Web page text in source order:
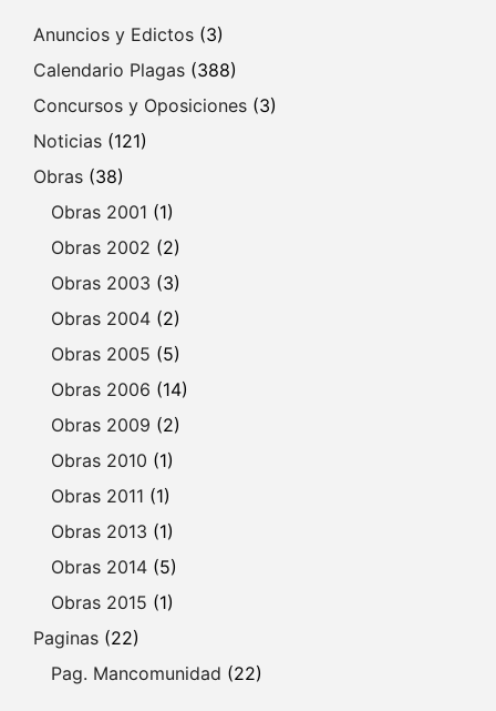
Anuncios y Edictos (3)
Calendario Plagas (388)
Concursos y Oposiciones (3)
Noticias (121)
Obras (38)
Obras 2001 (1)
Obras 2002 (2)
Obras 2003 (3)
Obras 2004 (2)
Obras 2005 (5)
Obras 2006 (14)
Obras 2009 (2)
Obras 2010 (1)
Obras 2011 (1)
Obras 2013 (1)
Obras 2014 (5)
Obras 2015 (1)
Paginas (22)
Pag. Mancomunidad (22)